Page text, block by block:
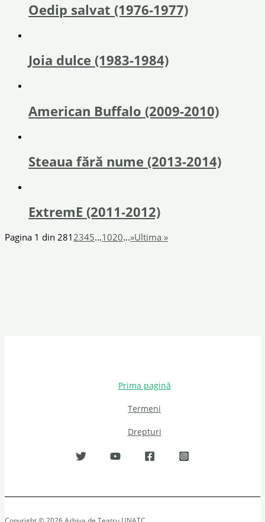
Oedip salvat (1976-1977)
Joia dulce (1983-1984)
American Buffalo (2009-2010)
Steaua fără nume (2013-2014)
ExtremE (2011-2012)
Pagina 1 din 2812345...1020...»Ultima »
Prima pagină
Termeni
Drepturi